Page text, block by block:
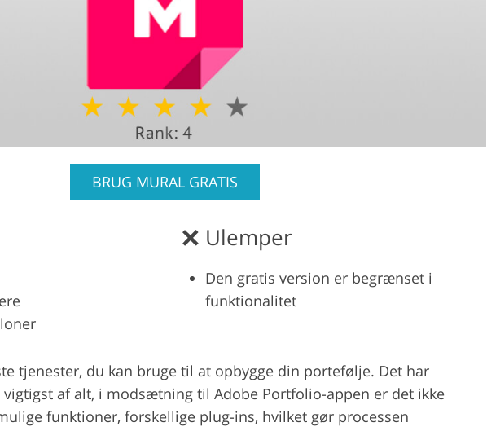
BRUG MURAL GRATIS
Ulemper
Den gratis version er begrænset i
funktionalitet
tjenester, du kan bruge til at opbygge din portefølje. Det har
af alt, i modsætning til Adobe Portfolio-appen er det ikke
funktioner, forskellige plug-ins, hvilket gør processen